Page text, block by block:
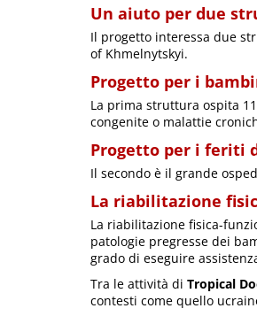
Un aiuto per due
Il progetto interessa due
of Khmelnytskyi.
Progetto per i
La prima struttura ospita
congenite o malattie
Progetto per i feriti
Il secondo è il grande
La riabilitazione
La riabilitazione fisica-
patologie pregresse dei
grado di eseguire
Tra le attività di Tropical
contesti come quello